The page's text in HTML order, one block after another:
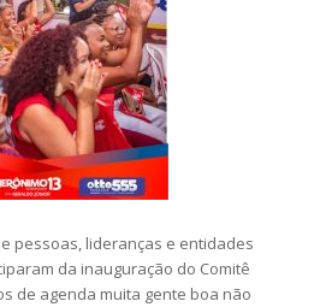
pessoas, lideranças e entidades
da inauguração do Comitê
de agenda muita gente boa não